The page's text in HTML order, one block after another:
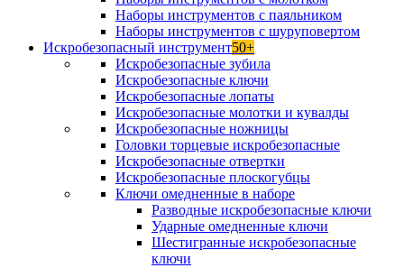
Наборы инструментов с паяльником
Наборы инструментов с шуруповертом
Искробезопасный инструмент50+
Искробезопасные зубила
Искробезопасные ключи
Искробезопасные лопаты
Искробезопасные молотки и кувалды
Искробезопасные ножницы
Головки торцевые искробезопасные
Искробезопасные отвертки
Искробезопасные плоскогубцы
Ключи омедненные в наборе
Разводные искробезопасные ключи
Ударные омедненные ключи
Шестигранные искробезопасные
ключи